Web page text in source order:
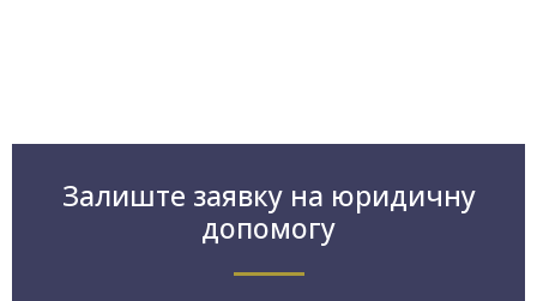
Залиште заявку на юридичну
допомогу